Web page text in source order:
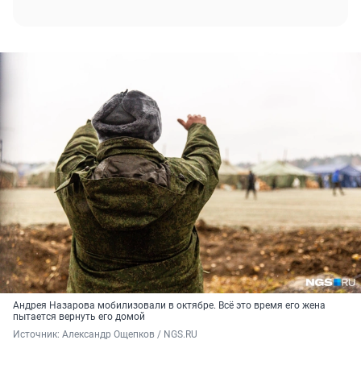
Андрея Назарова мобилизовали в октябре. Всё это время его жена
пытается вернуть его домой
Источник: Александр Ощепков / NGS.RU